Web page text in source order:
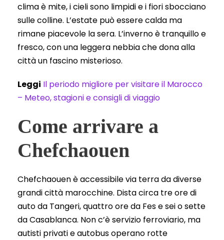
clima è mite, i cieli sono limpidi e i fiori sbocciano
sulle colline. L’estate può essere calda ma
rimane piacevole la sera. L’inverno è tranquillo e
fresco, con una leggera nebbia che dona alla
città un fascino misterioso.
Leggi Il periodo migliore per visitare il Marocco
– Meteo, stagioni e consigli di viaggio
Come arrivare a
Chefchaouen
Chefchaouen è accessibile via terra da diverse
grandi città marocchine. Dista circa tre ore di
auto da Tangeri, quattro ore da Fes e sei o sette
da Casablanca. Non c’è servizio ferroviario, ma
autisti privati e autobus operano rotte